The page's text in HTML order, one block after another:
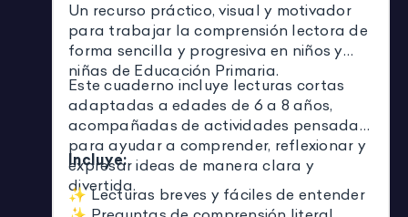
Un recurso práctico, visual y motivador
para trabajar la comprensión lectora de
forma sencilla y progresiva en niños y
niñas de Educación Primaria.
Este cuaderno incluye lecturas cortas
adaptadas a edades de 6 a 8 años,
acompañadas de actividades pensadas
para ayudar a comprender, reflexionar y
expresar ideas de manera clara y
divertida.
Incluye:
✨ Lecturas breves y fáciles de entender